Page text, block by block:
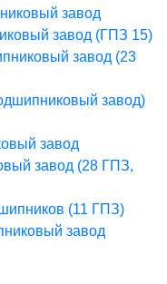
завод
завод (ГПЗ 15)
завод (23
завод)
завод
завод (28 ГПЗ,
(11 ГПЗ)
завод